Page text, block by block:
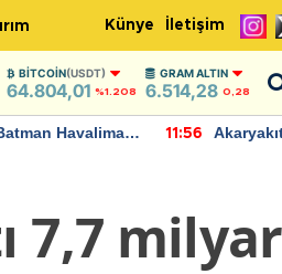
Künye İletişim
BITCOIN(USDT)
64.804,01 %1.208
GRAM ALTIN
6.514,28 0,28
Havalimanı
11:56
7,7 milyar